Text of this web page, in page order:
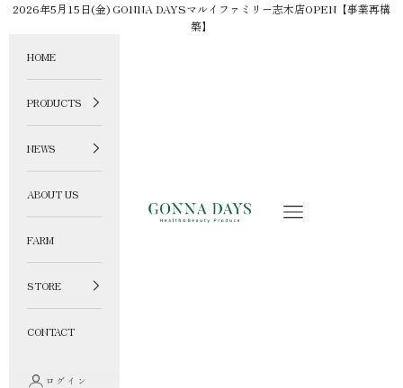
コンテンツへスキップ
2026年5月15日(金) GONNA DAYSマルイファミリー志木店OPEN【事業再構
築】
GONNA DAYS ONLINE STORE メニュー
HOME
PRODUCTS
NEWS
ABOUT US
FARM
STORE
CONTACT
ログイン